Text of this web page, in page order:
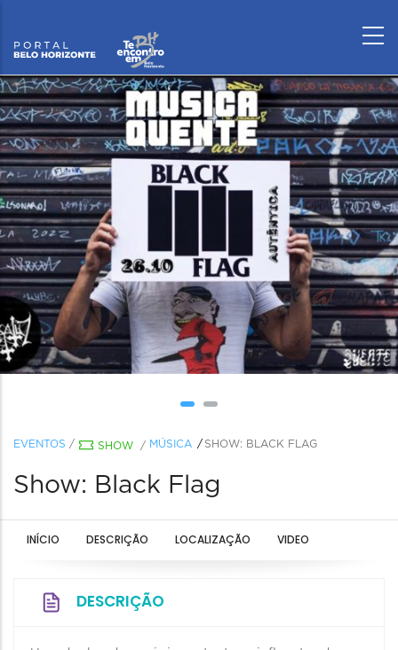
EVENTOS / SHOW / MÚSICA SHOW: BLACK FLAG
Show: Black Flag
INÍCIO DESCRIÇÃO LOCALIZAÇÃO VIDEO
DESCRIÇÃO